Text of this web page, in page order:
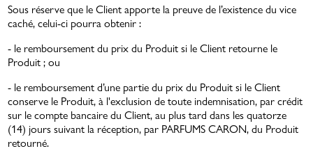
Sous réserve que le Client apporte la preuve de l’existence du vice
caché, celui-ci pourra obtenir :
- le remboursement du prix du Produit si le Client retourne le
Produit ; ou
- le remboursement d’une partie du prix du Produit si le Client
conserve le Produit, à l'exclusion de toute indemnisation, par crédit
sur le compte bancaire du Client, au plus tard dans les quatorze
(14) jours suivant la réception, par PARFUMS CARON, du Produit
retourné.